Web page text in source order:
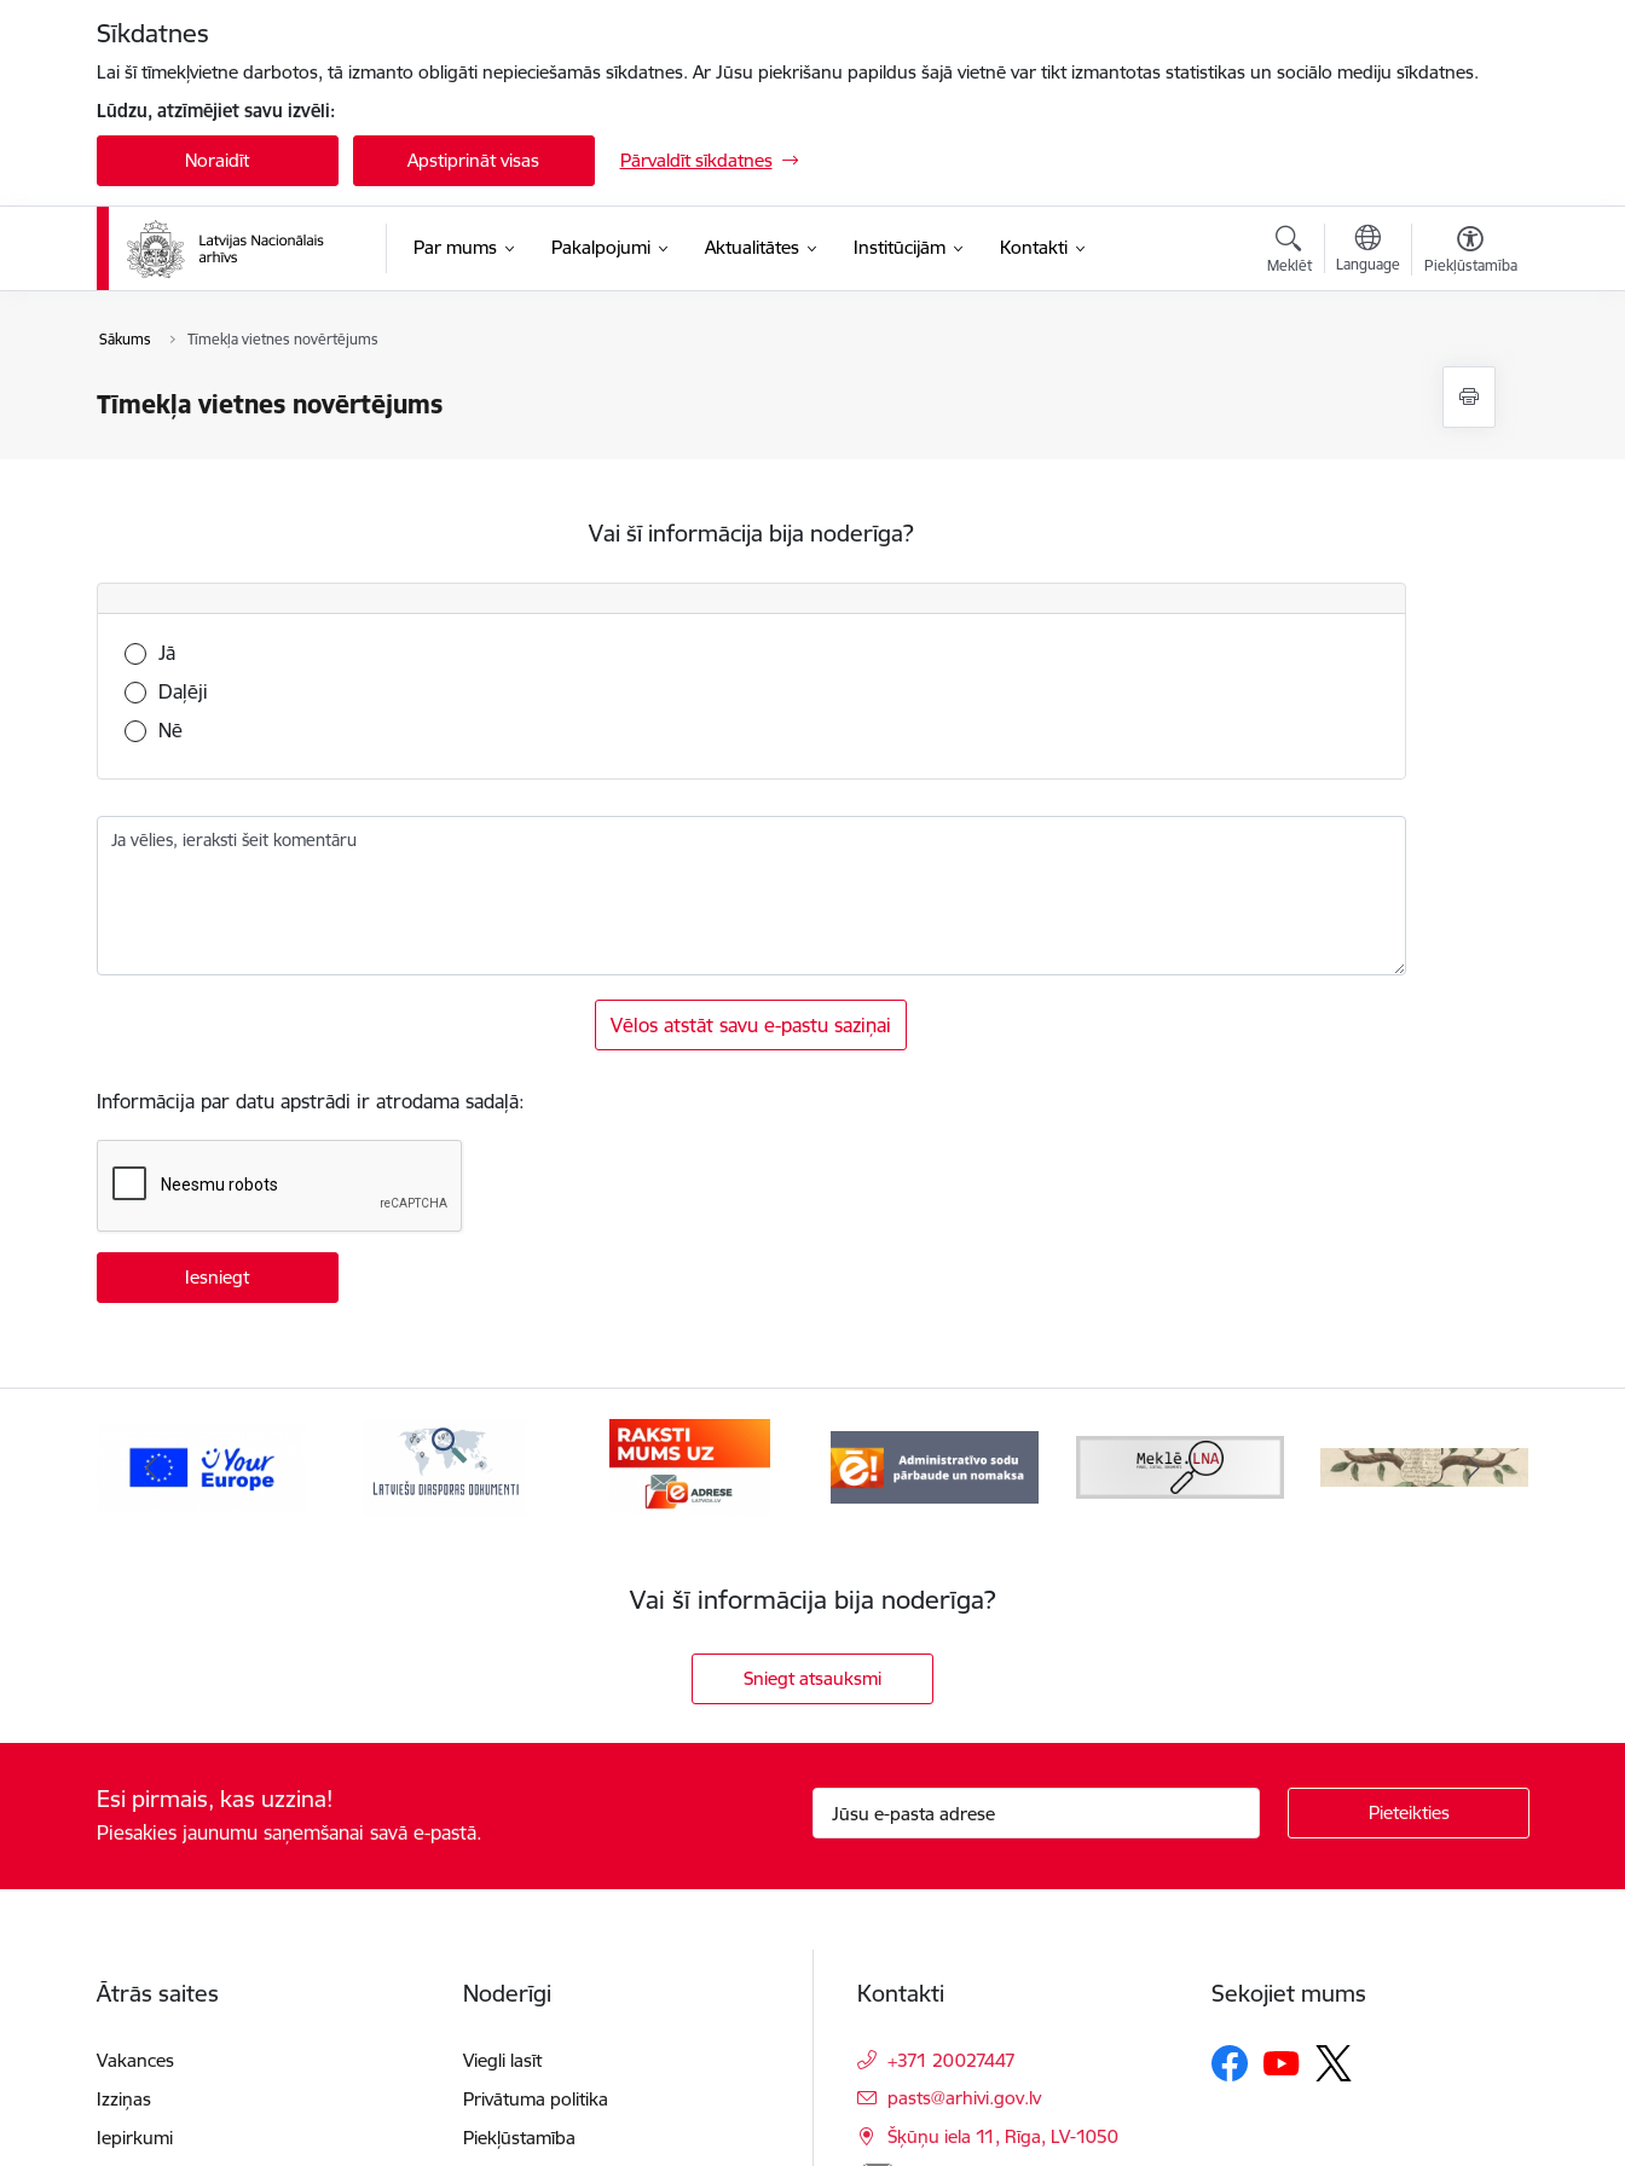
Sīkdatnes
Lai šī tīmekļvietne darbotos, tā izmanto obligāti nepieciešamās sīkdatnes. Ar Jūsu piekrišanu papildus šajā vietnē var tikt izmantotas statistikas un sociālo mediju sīkdatnes.
Lūdzu, atzīmējiet savu izvēli:
Noraidīt Apstiprināt visas Pārvaldīt sīkdatnes
Par mums Pakalpojumi Aktualitātes Institūcijām Kontakti
Meklēt Language Piekļūstamība
Sākums Tīmekļa vietnes novērtējums
Tīmekļa vietnes novērtējums
Vai šī informācija bija noderīga?
Vai šī informācija bija noderīga?
Jā
Daļēji
Nē
Ja vēlies, ieraksti šeit komentāru
Vēlos atstāt savu e-pastu saziņai
Informācija par datu apstrādi ir atrodama sadaļā:
Vai šī informācija bija noderīga?
Sniegt atsauksmi
Esi pirmais, kas uzzina!
Piesakies jaunumu saņemšanai savā e-pastā.
Ātrās saites
Vakances
Izziņas
Iepirkumi
Noderīgi
Viegli lasīt
Privātuma politika
Piekļūstamība
Kontakti
+371 20027447
E-pasts:
pasts@arhivi.gov.lv
Šķūņu iela 11, Rīga, LV-1050
Sekojiet mums